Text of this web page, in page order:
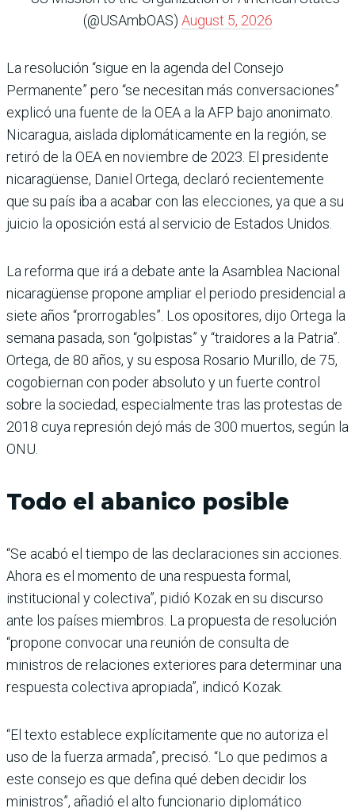
(@USAmbOAS) August 5, 2026
La resolución “sigue en la agenda del Consejo
Permanente” pero “se necesitan más conversaciones”
explicó una fuente de la OEA a la AFP bajo anonimato.
Nicaragua, aislada diplomáticamente en la región, se
retiró de la OEA en noviembre de 2023. El presidente
nicaragüense, Daniel Ortega, declaró recientemente
que su país iba a acabar con las elecciones, ya que a su
juicio la oposición está al servicio de Estados Unidos.
La reforma que irá a debate ante la Asamblea Nacional
nicaragüense propone ampliar el periodo presidencial a
siete años “prorrogables”. Los opositores, dijo Ortega la
semana pasada, son “golpistas” y “traidores a la Patria”.
Ortega, de 80 años, y su esposa Rosario Murillo, de 75,
cogobiernan con poder absoluto y un fuerte control
sobre la sociedad, especialmente tras las protestas de
2018 cuya represión dejó más de 300 muertos, según la
ONU.
Todo el abanico posible
“Se acabó el tiempo de las declaraciones sin acciones.
Ahora es el momento de una respuesta formal,
institucional y colectiva”, pidió Kozak en su discurso
ante los países miembros. La propuesta de resolución
“propone convocar una reunión de consulta de
ministros de relaciones exteriores para determinar una
respuesta colectiva apropiada”, indicó Kozak.
“El texto establece explícitamente que no autoriza el
uso de la fuerza armada”, precisó. “Lo que pedimos a
este consejo es que defina qué deben decidir los
ministros”, añadió el alto funcionario diplomático